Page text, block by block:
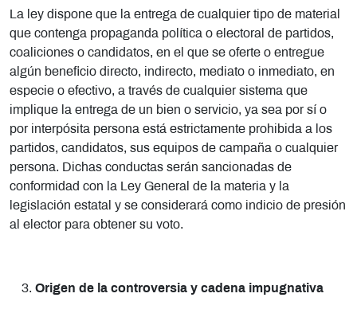
La ley dispone que la entrega de cualquier tipo de material
que contenga propaganda política o electoral de partidos,
coaliciones o candidatos, en el que se oferte o entregue
algún beneficio directo, indirecto, mediato o inmediato, en
especie o efectivo, a través de cualquier sistema que
implique la entrega de un bien o servicio, ya sea por sí o
por interpósita persona está estrictamente prohibida a los
partidos, candidatos, sus equipos de campaña o cualquier
persona. Dichas conductas serán sancionadas de
conformidad con la Ley General de la materia y la
legislación estatal y se considerará como indicio de presión
al elector para obtener su voto.
Origen de la controversia y cadena impugnativa